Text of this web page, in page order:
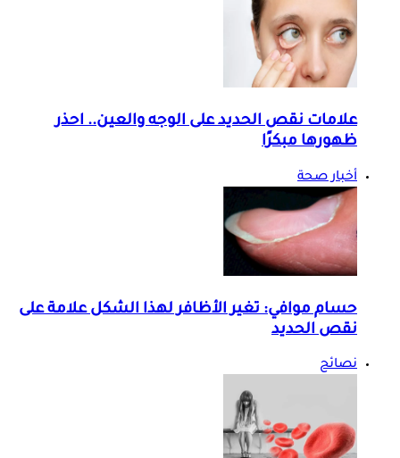
علامات نقص الحديد على الوجه والعين.. احذر
ظهورها مبكرًا
أخبار صحة
حسام موافي: تغير الأظافر لهذا الشكل علامة على
نقص الحديد
نصائح